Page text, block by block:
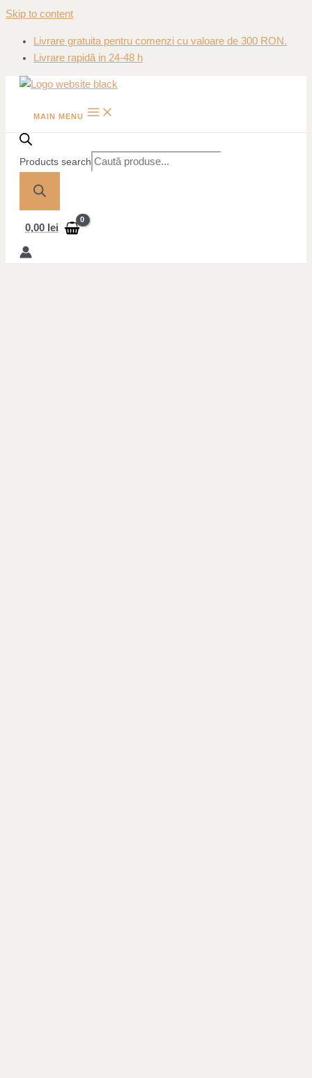
Skip to content
Livrare gratuita pentru comenzi cu valoare de 300 RON.
Livrare rapidă in 24-48 h
MAIN MENU
Products search
0,00 lei